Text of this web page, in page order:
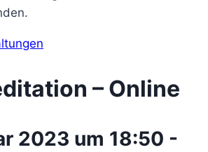
– Online
2023 um 18:50 -